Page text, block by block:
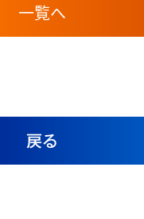
一覧へ
戻る